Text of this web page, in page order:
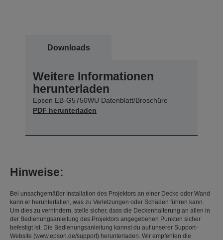
Downloads
Weitere Informationen
herunterladen
Epson EB-G5750WU Datenblatt/Broschüre
PDF herunterladen
Hinweise:
Bei unsachgemäßer Installation des Projektors an einer Decke oder Wand
kann er herunterfallen, was zu Verletzungen oder Schäden führen kann.
Um dies zu verhindern, stelle sicher, dass die Deckenhalterung an allen in
der Bedienungsanleitung des Projektors angegebenen Punkten sicher
befestigt ist. Die Bedienungsanleitung kannst du auf unserer Support-
Website (www.epson.de/support) herunterladen. Wir empfehlen die